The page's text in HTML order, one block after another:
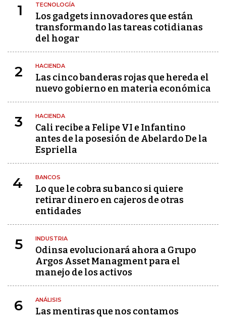
1 TECNOLOGÍA
Los gadgets innovadores que están
transformando las tareas cotidianas
del hogar
2 HACIENDA
Las cinco banderas rojas que hereda el
nuevo gobierno en materia económica
3 HACIENDA
Cali recibe a Felipe VI e Infantino
antes de la posesión de Abelardo De la
Espriella
4 BANCOS
Lo que le cobra su banco si quiere
retirar dinero en cajeros de otras
entidades
5 INDUSTRIA
Odinsa evolucionará ahora a Grupo
Argos Asset Managment para el
manejo de los activos
6 ANÁLISIS
Las mentiras que nos contamos